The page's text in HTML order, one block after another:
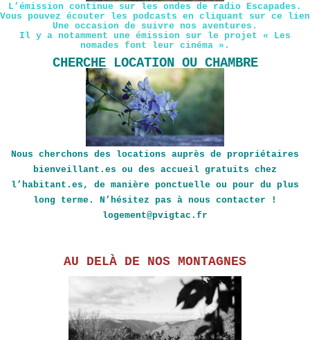
L’émission continue sur les ondes de radio Escapades.
Vous pouvez écouter les podcasts en cliquant sur ce lien
Une occasion de suivre nos aventures.
Il y a notamment une émission sur le projet « Les
nomades font leur cinéma ».
CHERCHE LOCATION OU CHAMBRE
Nous cherchons des locations auprès de propriétaires
bienveillant.es ou des accueil gratuits chez
l’habitant.es, de manière ponctuelle ou pour du plus
long terme. N’hésitez pas à nous contacter !
logement@pvigtac.fr
AU DELÀ DE NOS MONTAGNES